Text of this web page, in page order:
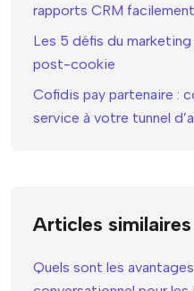
rapports CRM facilement
Les 5 défis du
post-cookie
Cofidis pay partenaire :
service à votre tunnel
Articles similaires
Quels sont les